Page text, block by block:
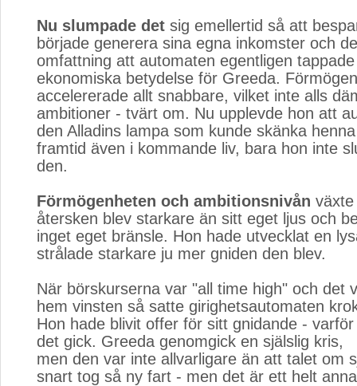
Nu slumpade det sig emellertid så att
började generera sina egna inkomster och
omfattning att automaten egentligen
ekonomiska betydelse för Greeda.
accelererade allt snabbare, vilket inte alls
ambitioner - tvärt om. Nu upplevde hon att
den Alladins lampa som kunde skänka
framtid även i kommande liv, bara hon inte
den.
Förmögenheten och ambitionsnivån
återsken blev starkare än sitt eget ljus och
inget eget bränsle. Hon hade utvecklat en
strålade starkare ju mer gniden den blev.
När börskurserna var "all time high" och det
hem vinsten så satte girighetsautomaten
Hon hade blivit offer för sitt gnidande -
det gick. Greeda genomgick en själslig kris,
men den var inte allvarligare än att talet om
snart tog så ny fart - men det är ett helt